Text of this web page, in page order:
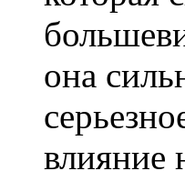
она
влияние